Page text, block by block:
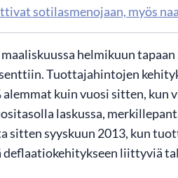
sotilasmenojaan, myös
helmikuun
Tuottajahintojen
kuin vuosi sitten, kun
laskussa,
sitten syyskuun 2013, kun
deflaatiokehitykseen liittyviä